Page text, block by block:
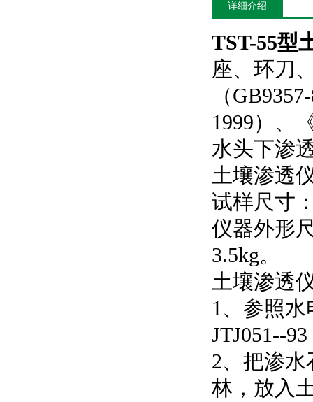
详细介绍
TST-55型
座、环刀
（
1999）、
水头下渗
土壤渗透
试样尺寸
仪器外形
3.5kg。
土壤渗透
1、参照水
JTJ051--
2、把渗
林，放入